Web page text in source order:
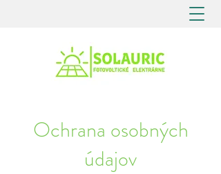
Ochrana osobných
údajov